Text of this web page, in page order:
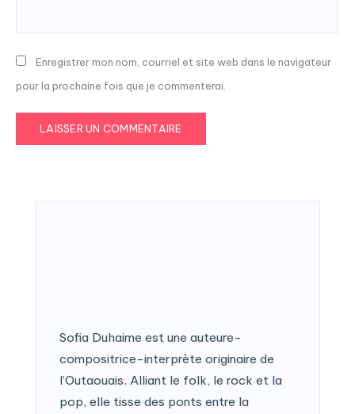
Enregistrer mon nom, courriel et site web dans le navigateur
pour la prochaine fois que je commenterai.
Sofia Duhaime est une auteure-
compositrice-interprète originaire de
l’Outaouais. Alliant le folk, le rock et la
pop, elle tisse des ponts entre la